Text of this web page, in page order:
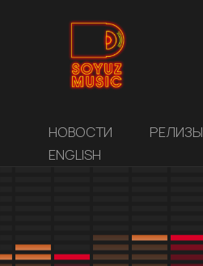
НОВОСТИ РЕЛИЗЫ
ENGLISH